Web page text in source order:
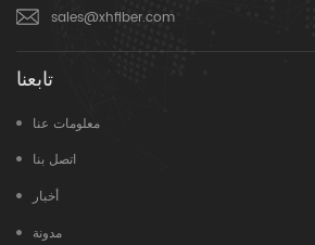
sales@xhfiber.com
تابعنا
معلومات عنا
اتصل بنا
أخبار
مدونة